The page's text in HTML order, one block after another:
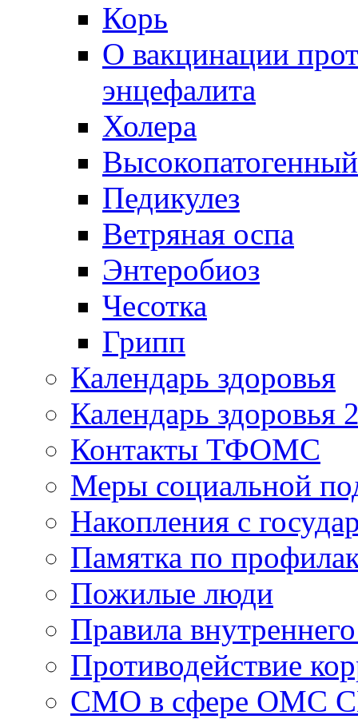
Корь
О вакцинации
энцефалита
Холера
Педикулез
Ветряная оспа
Энтеробиоз
Чесотка
Грипп
Календарь здоровья
Календарь здоровья
Контакты ТФОМС
Меры социальной
Накопления с
Памятка по
Пожилые люди
Правила
Противодействие
СМО в сфере ОМС